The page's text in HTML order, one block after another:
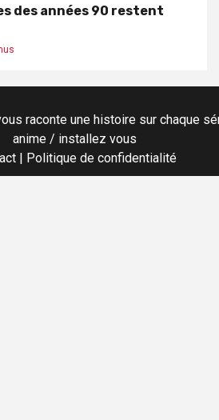
des années 90 restent
raconte une histoire sur chaque
anime / installez vous
| Politique de confidentialité